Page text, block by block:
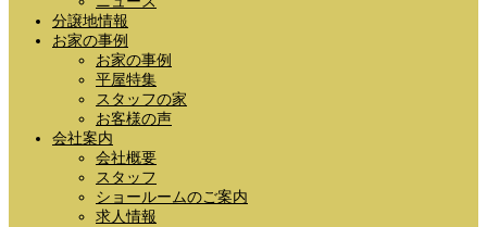
分譲地情報
お家の事例
お家の事例
平屋特集
スタッフの家
お客様の声
会社案内
会社概要
スタッフ
ショールームのご案内
求人情報